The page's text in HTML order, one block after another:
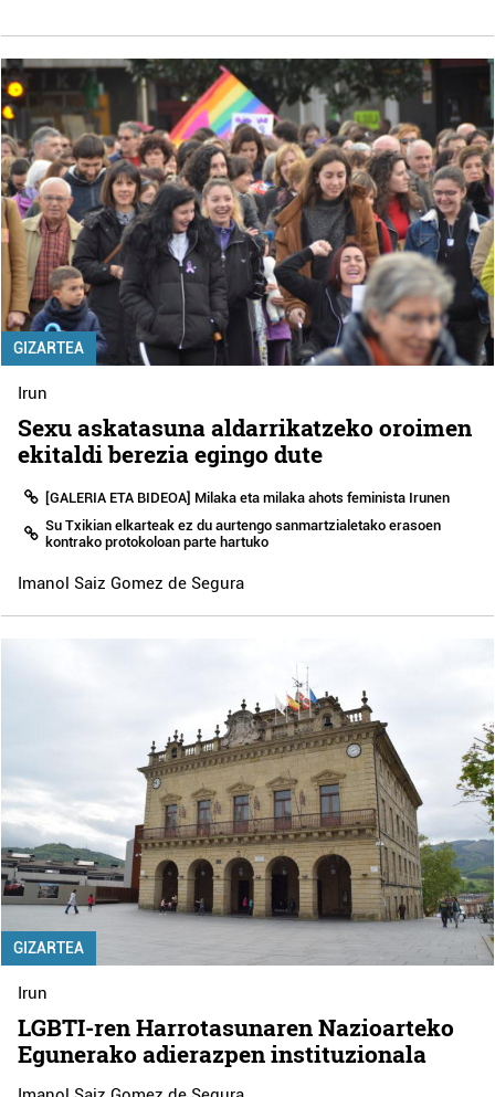
GIZARTEA
Irun
Sexu askatasuna aldarrikatzeko oroimen
ekitaldi berezia egingo dute
[GALERIA ETA BIDEOA] Milaka eta milaka ahots feminista Irunen
Su Txikian elkarteak ez du aurtengo sanmartzialetako erasoen
kontrako protokoloan parte hartuko
Imanol Saiz Gomez de Segura
GIZARTEA
Irun
LGBTI-ren Harrotasunaren Nazioarteko
Egunerako adierazpen instituzionala